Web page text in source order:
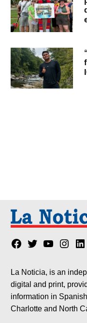
Facebook
TwitterYouTube
La Noticia, is an
digital and print,
information in
Charlotte and North